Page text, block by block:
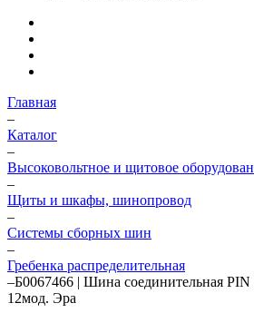
Главная
–
Каталог
–
Высоковольтное и щитовое
–
Щиты и шкафы, шинопровод
–
Системы сборных шин
–
Гребенка распределительная
–Б0067466 | Шина соединительная
12мод. Эра